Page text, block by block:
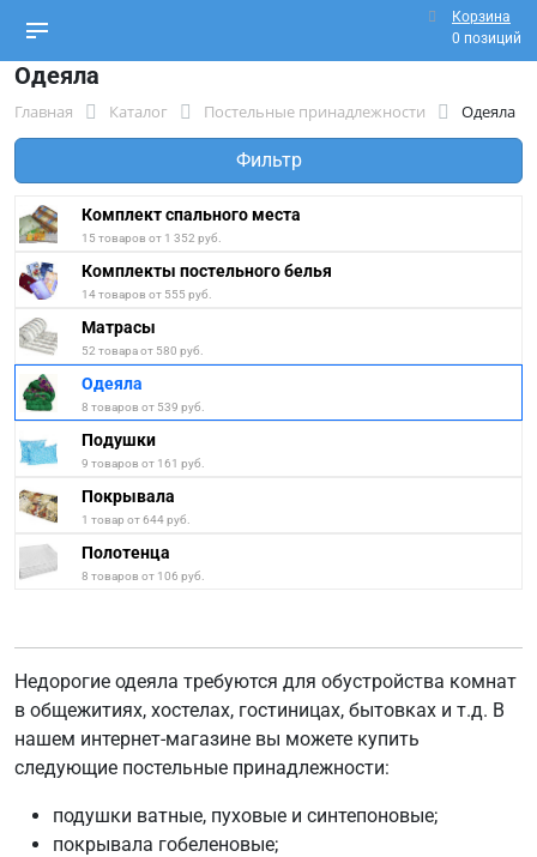
Корзина
0 позиций
Одеяла
Главная Каталог Постельные принадлежности Одеяла
Фильтр
Комплект спального места
15 товаров от 1 352 руб.
Комплекты постельного белья
14 товаров от 555 руб.
Матрасы
52 товара от 580 руб.
Одеяла
8 товаров от 539 руб.
Подушки
9 товаров от 161 руб.
Покрывала
1 товар от 644 руб.
Полотенца
8 товаров от 106 руб.
Недорогие одеяла требуются для обустройства комнат
в общежитиях, хостелах, гостиницах, бытовках и т.д. В
нашем интернет-магазине вы можете купить
следующие постельные принадлежности:
подушки ватные, пуховые и синтепоновые;
покрывала гобеленовые;